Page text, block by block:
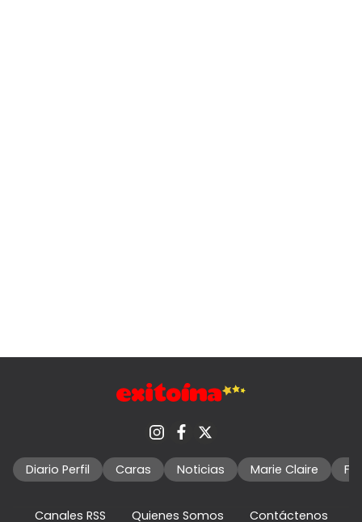
Diario Perfil Caras Noticias Marie Claire
Canales RSS Quienes Somos Contáctenos